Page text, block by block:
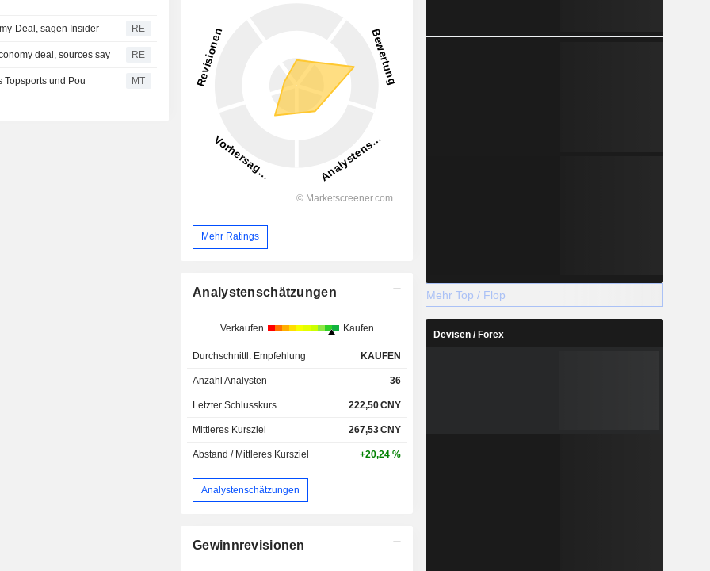
Deal, sagen Insider RE
deal, sources say RE
und Pou
MT
Mehr Ratings
Analystenschätzungen
Verkaufen Kaufen
Durchschnittl. Empfehlung KAUFEN
Anzahl Analysten 36
Letzter Schlusskurs 222,50CNY
Mittleres Kursziel 267,53CNY
Abstand / Mittleres Kursziel +20,24 %
Analystenschätzungen
Gewinnrevisionen
Mehr Top / Flop
Devisen / Forex